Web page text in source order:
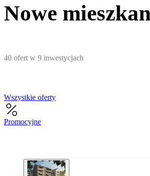
Nowe
40 ofert w 9 inwestycjach
Wszystkie oferty
Promocyjne